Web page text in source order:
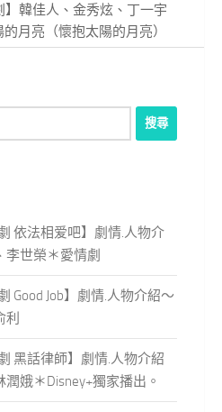
】韓佳人、金秀炫、丁一宇
月亮（懷抱太陽的月亮）
劇 依法相爱吧】劇情.人物介
李世榮＊愛情劇
Good Job】劇情.人物介紹～
黑話律師】劇情.人物介紹
娥＊Disney+獨家播出。